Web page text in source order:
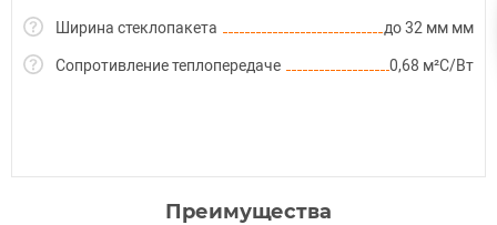
Ширина стеклопакета до 32 мм мм
Сопротивление теплопередаче 0,68 м²С/Вт
Преимущества